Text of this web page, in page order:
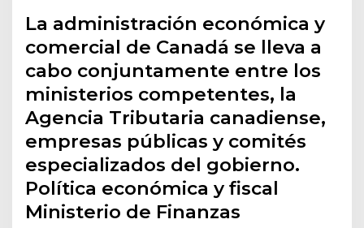
La administración económica y
comercial de Canadá se lleva a
cabo conjuntamente entre los
ministerios competentes, la
Agencia Tributaria canadiense,
empresas públicas y comités
especializados del gobierno.
Política económica y fiscal
Ministerio de Finanzas